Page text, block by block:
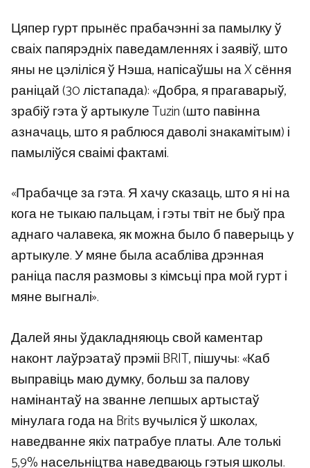
Цяпер гурт прынёс прабачэнні за памылку ў
сваіх папярэдніх паведамленнях і заявіў, што
яны не цэліліся ў Нэша, напісаўшы на X сёння
раніцай (30 лістапада): «Добра, я прагаварыў,
зрабіў гэта ў артыкуле Tuzin (што павінна
азначаць, што я раблюся даволі знакамітым) і
памыліўся сваімі фактамі.
«Прабачце за гэта. Я хачу сказаць, што я ні на
кога не тыкаю пальцам, і гэты твіт не быў пра
аднаго чалавека, як можна было б паверыць у
артыкуле. У мяне была асабліва дрэнная
раніца пасля размовы з кімсьці пра мой гурт і
мяне выгналі».
Далей яны ўдакладняюць свой каментар
наконт лаўрэатаў прэміі BRIT, пішучы: «Каб
выправіць маю думку, больш за палову
намінантаў на званне лепшых артыстаў
мінулага года на Brits вучыліся ў школах,
наведванне якіх патрабуе платы. Але толькі
5,9% насельніцтва наведваюць гэтыя школы.